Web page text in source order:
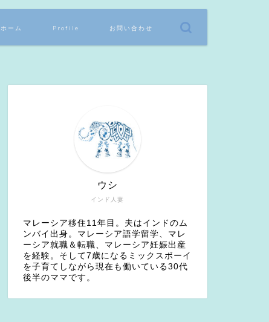
ホーム Profile お問い合わせ
インド人妻
ウシ
マレーシア移住11年目。夫はインドのム
ンバイ出身。マレーシア語学留学、マレ
ーシア就職＆転職、マレーシア妊娠出産
を経験。そして7歳になるミックスボーイ
を子育てしながら現在も働いている30代
後半のママです。